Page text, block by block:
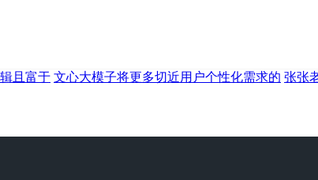
且富于 文心大模子将更多切近用户个性化需求的 张张